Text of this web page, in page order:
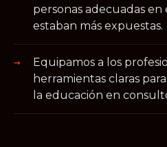
personas adecuadas
estaban más expuestas.
Equipamos a los
herramientas claras
la educación en